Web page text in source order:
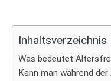
Inhaltsverzeichnis
Was bedeutet
Kann man während